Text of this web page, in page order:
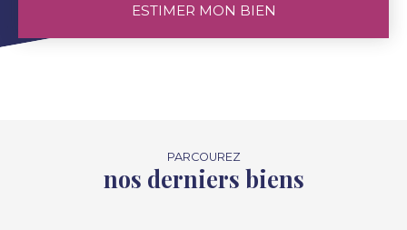
ESTIMER MON BIEN
PARCOUREZ
nos derniers biens